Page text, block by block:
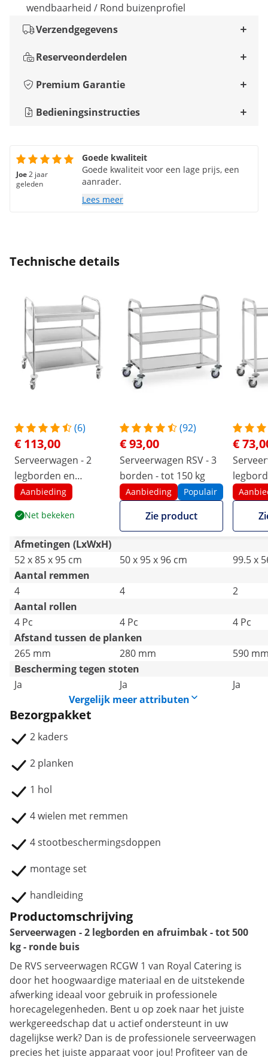
wendbaarheid / Rond buizenprofiel
Verzendgegevens
Reserveonderdelen
Premium Garantie
Bedieningsinstructies
Joe2 jaar
geleden
Goede kwaliteit
Goede kwaliteit voor een lage prijs, een
aanrader.
Lees meer
Technische details
(6)
€ 113,00
Serveerwagen - 2
legborden en
afruimbak - tot 500
Aanbieding
Net bekeken
(92)
€ 93,00
Serveerwagen RSV - 3
borden - tot 150 kg
Aanbieding Populair
Zie product
€
- 2
Afmetingen (LxWxH)
52 x 85 x 95 cm
50 x 95 x 96 cm
99.5 x
Aantal remmen
4
4
2
Aantal rollen
4 Pc
4 Pc
4 Pc
Afstand tussen de planken
265 mm
280 mm
590
Bescherming tegen stoten
Ja
Ja
Ja
Vergelijk meer attributen
Bezorgpakket
2 kaders
2 planken
1 hol
4 wielen met remmen
4 stootbeschermingsdoppen
montage set
handleiding
Productomschrijving
Serveerwagen - 2 legborden en afruimbak - tot 500
kg - ronde buis
De RVS serveerwagen RCGW 1 van Royal Catering is
door het hoogwaardige materiaal en de uitstekende
afwerking ideaal voor gebruik in professionele
horecagelegenheden. Bent u op zoek naar het juiste
werkgereedschap dat u actief ondersteunt in uw
dagelijkse werk? Dan is de professionele serveerwagen
precies het juiste apparaat voor jou! Profiteer van de